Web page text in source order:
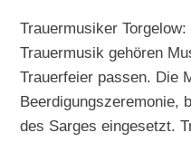
Trauermusiker
Trauermusik gehören
Trauerfeier passen. Die
Beerdigungszeremonie,
des Sarges eingesetzt.